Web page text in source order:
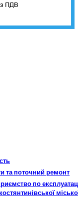
ПДВ
та поточний ремонт
по